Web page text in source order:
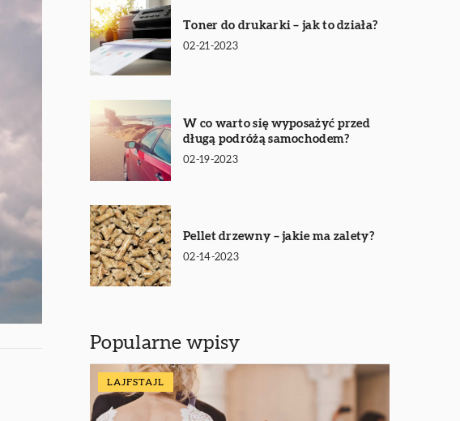
Toner do drukarki – jak to działa?
02-21-2023
W co warto się wyposażyć przed
długą podróżą samochodem?
02-19-2023
Pellet drzewny – jakie ma zalety?
02-14-2023
Popularne wpisy
LAJFSTAJL